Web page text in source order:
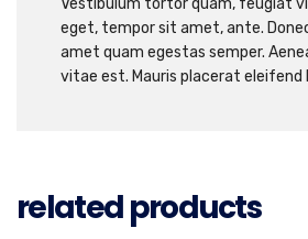
Vestibulum tortor quam, feugiat
eget, tempor sit amet, ante.
amet quam egestas semper.
vitae est. Mauris placerat eleifend
related products